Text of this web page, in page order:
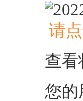
请
查看
您的